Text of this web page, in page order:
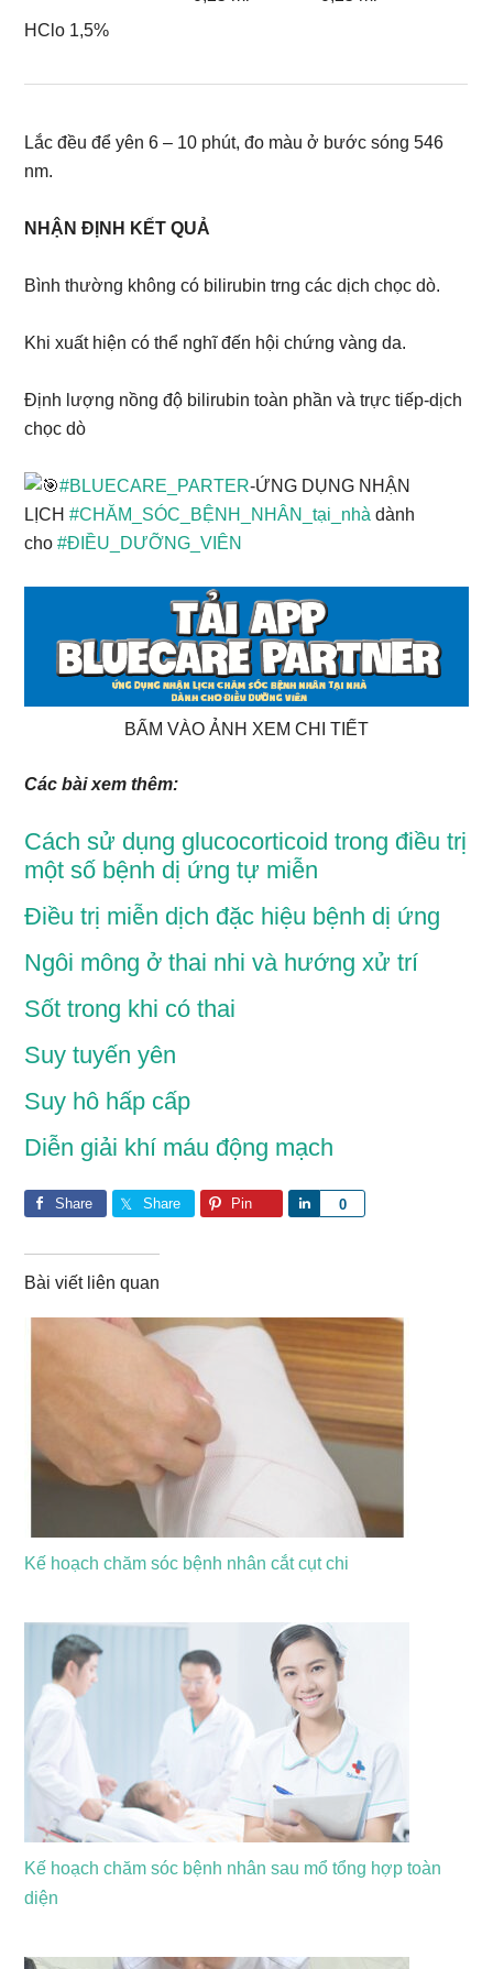
HClo 1,5%
Lắc đều để yên 6 – 10 phút, đo màu ở bước sóng 546
nm.
NHẬN ĐỊNH KẾT QUẢ
Bình thường không có bilirubin trng các dịch chọc dò.
Khi xuất hiện có thể nghĩ đến hội chứng vàng da.
Định lượng nồng độ bilirubin toàn phần và trực tiếp-dịch
chọc dò
#BLUECARE_PARTER-ỨNG DỤNG NHẬN
LỊCH#CHĂM_SÓC_BỆNH_NHÂN_tại_nhà dành
cho#ĐIỀU_DƯỠNG_VIÊN
BẤM VÀO ẢNH XEM CHI TIẾT
Các bài xem thêm:
Cách sử dụng glucocorticoid trong điều trị
một số bệnh dị ứng tự miễn
Điều trị miễn dịch đặc hiệu bệnh dị ứng
Ngôi mông ở thai nhi và hướng xử trí
Sốt trong khi có thai
Suy tuyến yên
Suy hô hấp cấp
Diễn giải khí máu động mạch
Share Share Pin 0
Bài viết liên quan
Kế hoạch chăm sóc bệnh nhân cắt cụt chi
Kế hoạch chăm sóc bệnh nhân sau mổ tổng hợp toàn
diện